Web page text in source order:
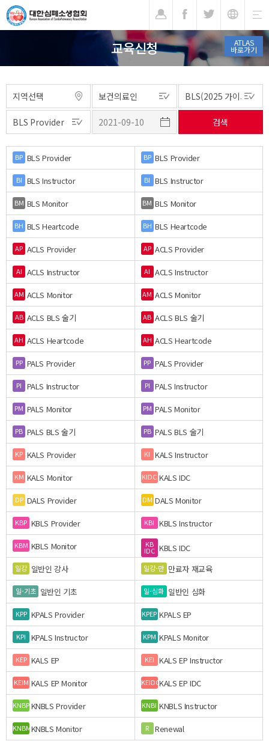
ATLAS
바로가기
교육신청
BP BLS Provider BP BLS Provider
BI BLS Instructor BI BLS Instructor
BM BLS Monitor BM BLS Monitor
BH BLS Heartcode BH BLS Heartcode
AP ACLS Provider AP ACLS Provider
AI ACLS Instructor AI ACLS Instructor
AM ACLS Monitor AM ACLS Monitor
AB ACLS BLS 술기 AB ACLS BLS 술기
AH ACLS Heartcode AH ACLS Heartcode
PP PALS Provider PP PALS Provider
PI PALS Instructor PI PALS Instructor
PM PALS Monitor PM PALS Monitor
PB PALS BLS 술기 PB PALS BLS 술기
KP KALS Provider KI KALS Instructor
KM KALS Monitor KIDC KALS IDC
DP DALS Provider DM DALS Monitor
KBP KBLS Provider KBI KBLS Instructor
KBM KBLS Monitor KB
IDC KBLS IDC
일강 일반인 강사 일강-만 만료자 재교육
일-기초 일반인 기초 일-심화 일반인 심화
KPP KPALS Provider KPEP KPALS EP
KPI KPALS Instructor KPM KPALS Monitor
KEP KALS EP KEI KALS EP Instructor
KEIM KALS EP Monitor KEIDCKALS EP IDC
KNBPKNBLS Provider KNBI KNBLS Instructor
KNBMKNBLS Monitor R Renewal